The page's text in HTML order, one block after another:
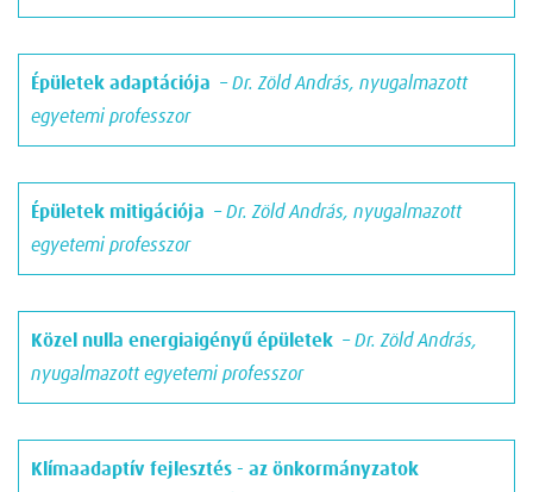
Épületek adaptációja – Dr. Zöld András, nyugalmazott
egyetemi professzor
Épületek mitigációja – Dr. Zöld András, nyugalmazott
egyetemi professzor
Közel nulla energiaigényű épületek – Dr. Zöld András,
nyugalmazott egyetemi professzor
Klímaadaptív fejlesztés - az önkormányzatok